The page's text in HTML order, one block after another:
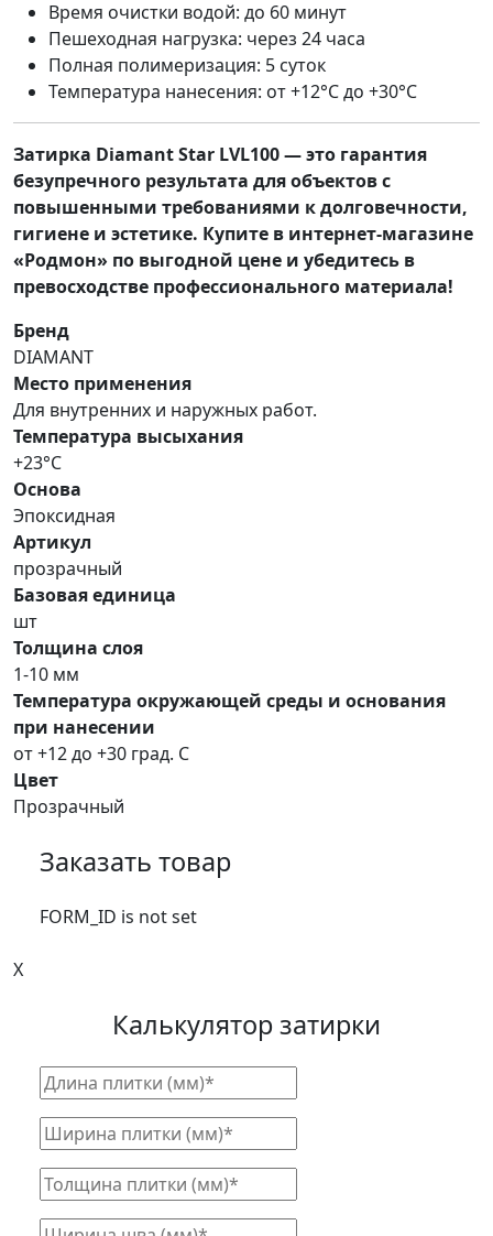
Время очистки водой: до 60 минут
Пешеходная нагрузка: через 24 часа
Полная полимеризация: 5 суток
Температура нанесения: от +12°C до +30°C
Затирка Diamant Star LVL100 — это гарантия
безупречного результата для объектов с
повышенными требованиями к долговечности,
гигиене и эстетике. Купите в интернет-магазине
«Родмон» по выгодной цене и убедитесь в
превосходстве профессионального материала!
Бренд
DIAMANT
Место применения
Для внутренних и наружных работ.
Температура высыхания
+23°C
Основа
Эпоксидная
Артикул
прозрачный
Базовая единица
шт
Толщина слоя
1-10 мм
Температура окружающей среды и основания
при нанесении
от +12 до +30 град. С
Цвет
Прозрачный
Заказать товар
FORM_ID is not set
X
Калькулятор затирки